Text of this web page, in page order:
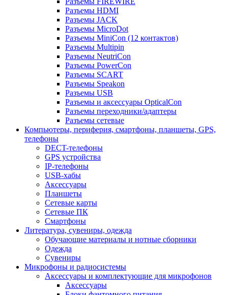
Разъемы HDMI
Разъемы JACK
Разъемы MicroDot
Разъемы MiniCon (12 контактов)
Разъемы Multipin
Разъемы NeutriCon
Разъемы PowerCon
Разъемы SCART
Разъемы Speakon
Разъемы USB
Разъемы и аксессуары OpticalCon
Разъемы переходники/адаптеры
Разъемы сетевые
Компьютеры, периферия, смартфоны, планшеты, GPS,
телефоны
DECT-телефоны
GPS устройства
IP-телефоны
USB-хабы
Аксессуары
Планшеты
Сетевые карты
Сетевые ПК
Смартфоны
Литература, сувениры, одежда
Обучающие материалы и нотные сборники
Одежда
Сувениры
Микрофоны и радиосистемы
Аксессуары и комплектующие для микрофонов
Аксессуары